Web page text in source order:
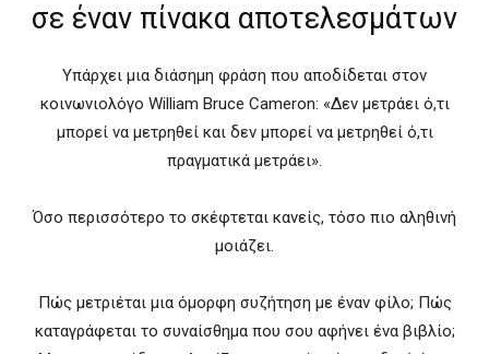
σε έναν πίνακα αποτελεσμάτων
Υπάρχει μια διάσημη φράση που αποδίδεται στον
κοινωνιολόγο William Bruce Cameron: «Δεν μετράει ό,τι
μπορεί να μετρηθεί και δεν μπορεί να μετρηθεί ό,τι
πραγματικά μετράει».
Όσο περισσότερο το σκέφτεται κανείς, τόσο πιο αληθινή
μοιάζει.
Πώς μετριέται μια όμορφη συζήτηση με έναν φίλο; Πώς
καταγράφεται το συναίσθημα που σου αφήνει ένα βιβλίο;